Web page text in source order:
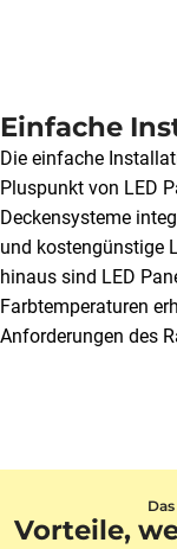
Einfache
Die einfache
Pluspunkt von LED
Deckensysteme
und kostengünstige
hinaus sind LED
Farbtemperaturen
Anforderungen des
Vorteile,